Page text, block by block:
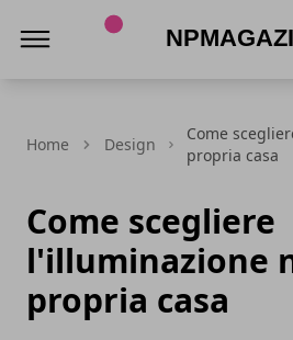
Home Design
Come
propria casa
Come scegliere
l'illuminazione
propria casa